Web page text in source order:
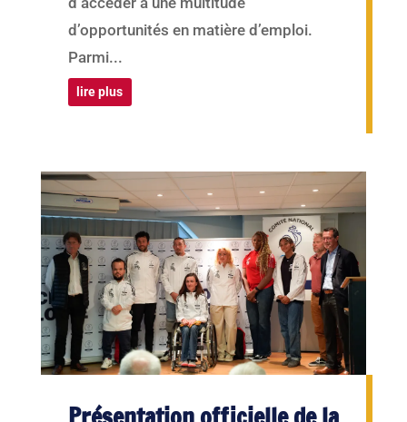
d’opportunités en matière d’emploi.
Parmi...
lire plus